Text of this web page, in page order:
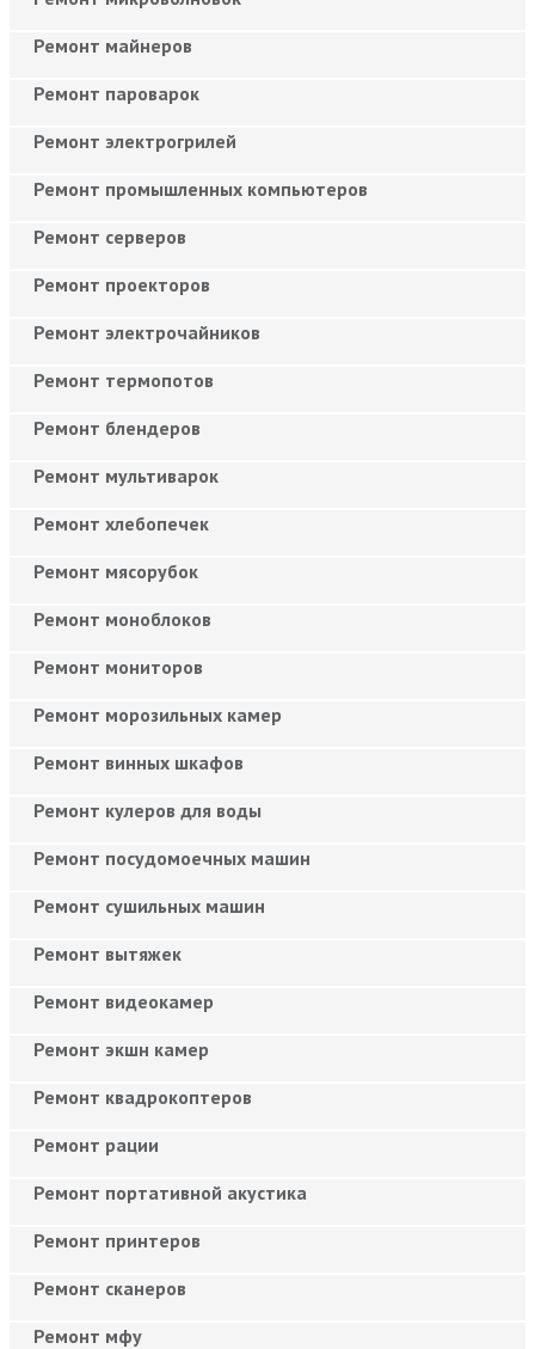
Ремонт майнеров
Ремонт пароварок
Ремонт электрогрилей
Ремонт промышленных компьютеров
Ремонт серверов
Ремонт проекторов
Ремонт электрочайников
Ремонт термопотов
Ремонт блендеров
Ремонт мультиварок
Ремонт хлебопечек
Ремонт мясорубок
Ремонт моноблоков
Ремонт мониторов
Ремонт морозильных камер
Ремонт винных шкафов
Ремонт кулеров для воды
Ремонт посудомоечных машин
Ремонт сушильных машин
Ремонт вытяжек
Ремонт видеокамер
Ремонт экшн камер
Ремонт квадрокоптеров
Ремонт рации
Ремонт портативной акустика
Ремонт принтеров
Ремонт сканеров
Ремонт мфу